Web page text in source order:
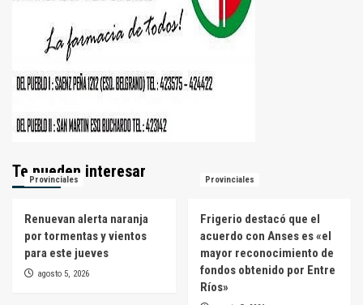
Te pueden interesar
Provinciales
Renuevan alerta naranja
por tormentas y vientos
para este jueves
agosto 5, 2026
Provinciales
Frigerio destacó que el
acuerdo con Anses es «el
mayor reconocimiento de
fondos obtenido por Entre
Ríos»